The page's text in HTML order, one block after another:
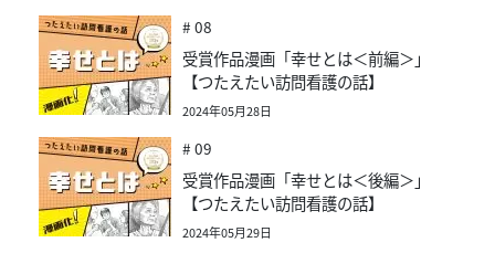
# 08
受賞作品漫画「幸せとは＜前編＞」
【つたえたい訪問看護の話】
2024年05月28日
# 09
受賞作品漫画「幸せとは＜後編＞」
【つたえたい訪問看護の話】
2024年05月29日